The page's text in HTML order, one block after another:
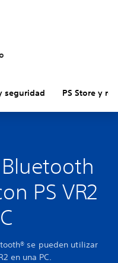
seguridad PS Store y
PS VR2
se pueden utilizar
en una PC.